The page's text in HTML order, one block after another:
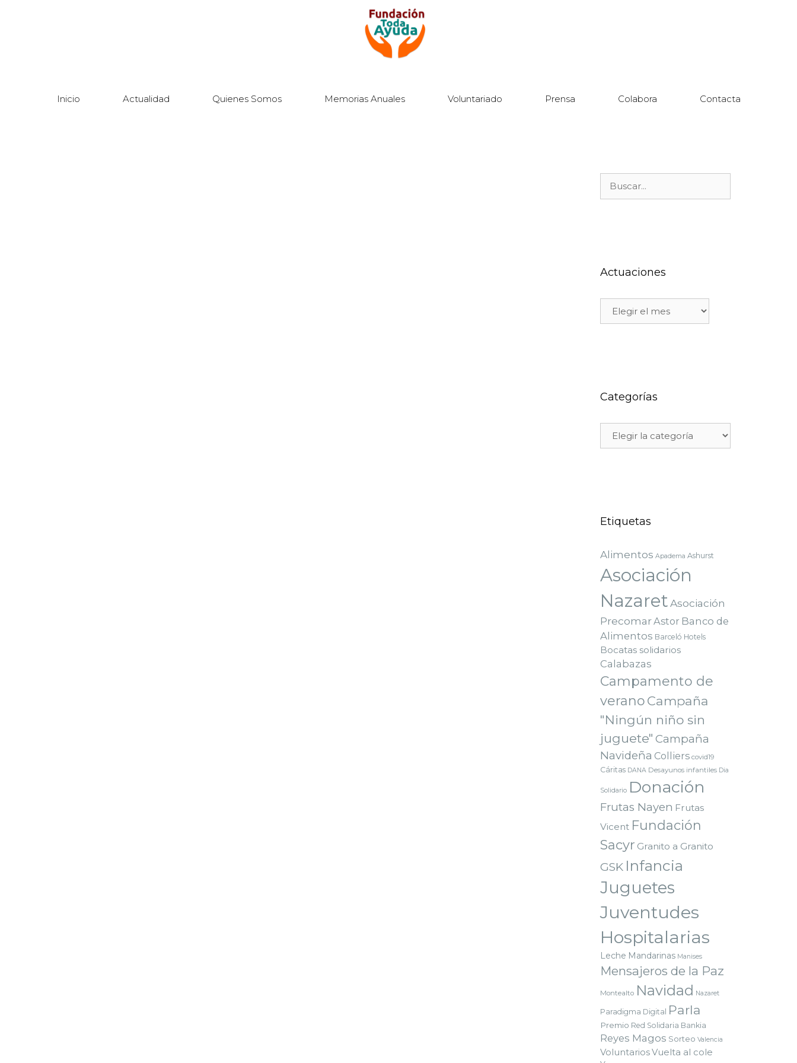
Inicio Actualidad Quienes Somos Memorias Anuales Voluntariado Prensa Colabora Contacta
Actuaciones
Categorías
Etiquetas
Alimentos Apadema Ashurst
Asociación
NazaretAsociación
PrecomarAstor Banco de
Alimentos Barceló Hotels
Bocatas solidarios
Calabazas
Campamento de
verano Campaña
"Ningún niño sin
juguete" Campaña
Navideña Colliers covid19
Cáritas DANA Desayunos infantiles Dia
Solidario Donación
Frutas Nayen Frutas
Vicent Fundación
Sacyr Granito a Granito
GSK Infancia
Juguetes
Juventudes
Hospitalarias
Leche Mandarinas Manises
Mensajeros de la Paz
Montealto Navidad Nazaret
Paradigma Digital Parla
Premio Red Solidaria Bankia
Reyes Magos Sorteo Valencia
VoluntariosVuelta al cole